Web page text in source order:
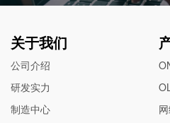
关于我们
公司介绍
研发实力
制造中心